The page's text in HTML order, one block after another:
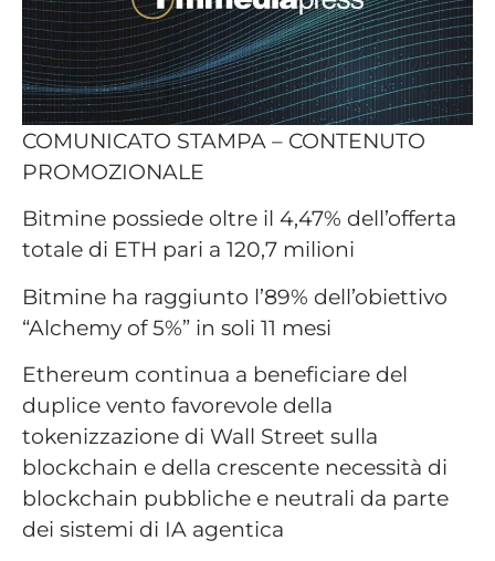
COMUNICATO STAMPA – CONTENUTO
PROMOZIONALE
Bitmine possiede oltre il 4,47% dell’offerta
totale di ETH pari a 120,7 milioni
Bitmine ha raggiunto l’89% dell’obiettivo
“Alchemy of 5%” in soli 11 mesi
Ethereum continua a beneficiare del
duplice vento favorevole della
tokenizzazione di Wall Street sulla
blockchain e della crescente necessità di
blockchain pubbliche e neutrali da parte
dei sistemi di IA agentica